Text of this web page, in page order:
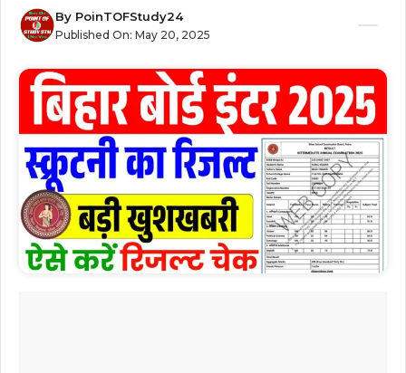
By PoinTOFStudy24
Published On: May 20, 2025